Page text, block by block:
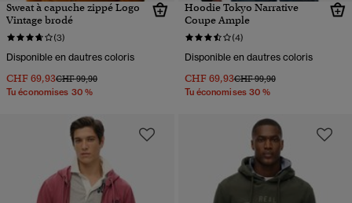
Sweat à capuche zippé Logo
Vintage brodé
(3)
Disponible en dautres coloris
CHF 69,93Prix réduit de
CHF 99,90à
Tu économises 30 %
Hoodie Tokyo Narrative
Coupe Ample
(4)
Disponible en dautres coloris
CHF 69,93Prix réduit de
CHF 99,90à
Tu économises 30 %